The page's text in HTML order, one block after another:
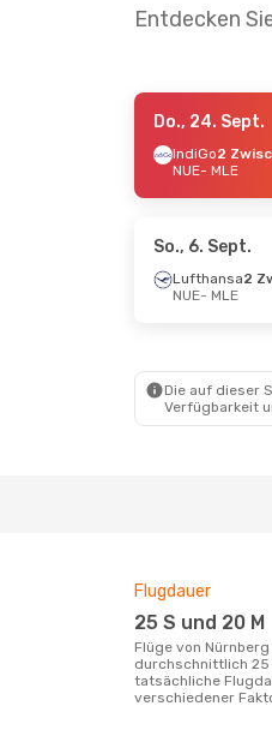
Entdecken
- Do., 27. Aug.
2 Zwischenstopps
Do., 24. Sept.
IndiGo2
NUE- MLE
So., 6. Sept.
Lufthansa2
NUE- MLE
Die auf dieser
Verfügbarkeit
Flugdauer
25 S und 20 M
Flüge von Nürnberg nach Male dauern
durchschnittlich 25
tatsächliche
verschiedener